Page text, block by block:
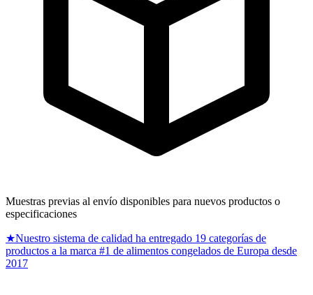
Muestras previas al envío disponibles para nuevos productos o
especificaciones
★Nuestro sistema de calidad ha entregado 19 categorías de
productos a la marca #1 de alimentos congelados de Europa desde
2017